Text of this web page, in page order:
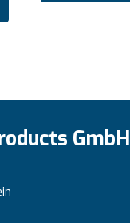
GmbH